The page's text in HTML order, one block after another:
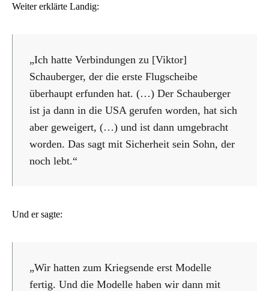
Weiter erklärte Landig:
„Ich hatte Verbindungen zu [Viktor]
Schauberger, der die erste Flugscheibe
überhaupt erfunden hat. (…) Der Schauberger
ist ja dann in die USA gerufen worden, hat sich
aber geweigert, (…) und ist dann umgebracht
worden. Das sagt mit Sicherheit sein Sohn, der
noch lebt.“
Und er sagte:
„Wir hatten zum Kriegsende erst Modelle
fertig. Und die Modelle haben wir dann mit